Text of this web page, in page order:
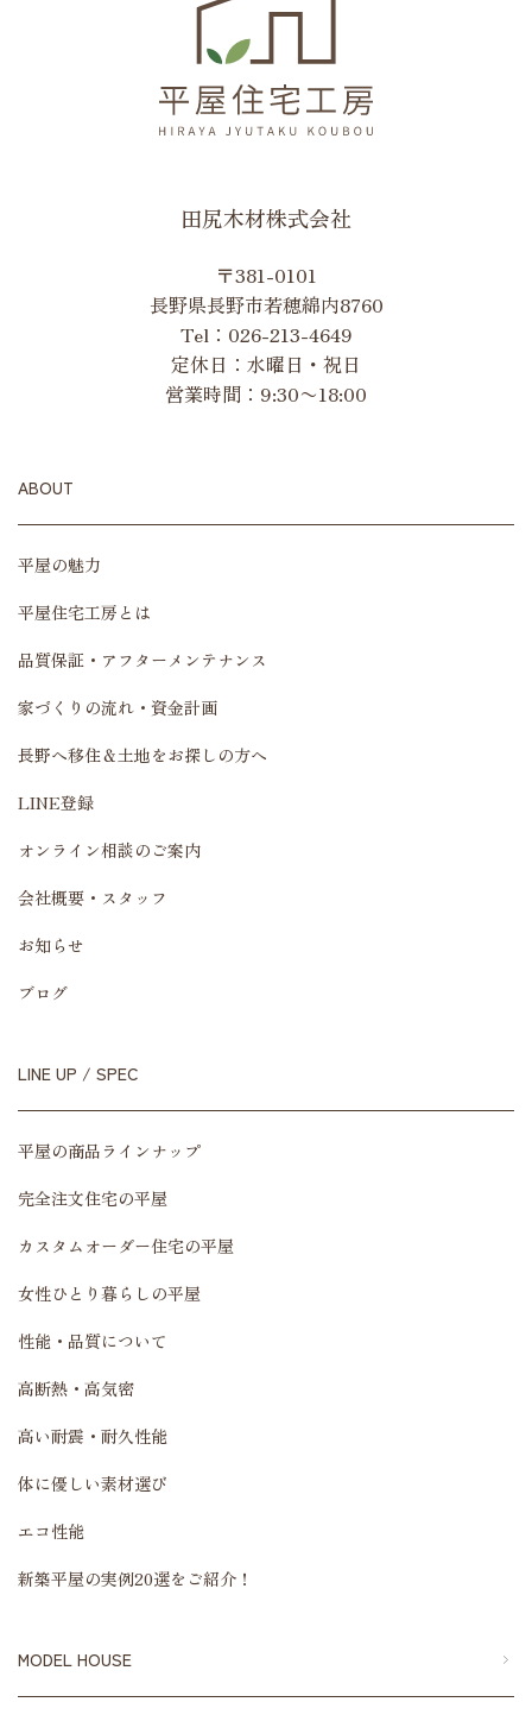
田尻木材株式会社
〒381-0101
長野県長野市若穂綿内8760
Tel： 026-213-4649
定休日：水曜日・祝日
営業時間：9:30〜18:00
ABOUT
平屋の魅力
平屋住宅工房とは
品質保証・アフターメンテナンス
家づくりの流れ・資金計画
長野へ移住＆土地をお探しの方へ
LINE登録
オンライン相談のご案内
会社概要・スタッフ
お知らせ
ブログ
LINE UP / SPEC
平屋の商品ラインナップ
完全注文住宅の平屋
カスタムオーダー住宅の平屋
女性ひとり暮らしの平屋
性能・品質について
高断熱・高気密
高い耐震・耐久性能
体に優しい素材選び
エコ性能
新築平屋の実例20選をご紹介！
MODEL HOUSE